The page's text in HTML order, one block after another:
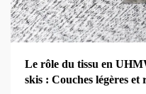
Le rôle du tissu en
skis : Couches légères et